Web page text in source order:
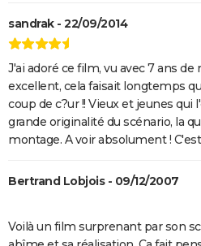
Rémi sans famille : bande-
du film
sandrak - 22/09/2014
J'ai adoré ce film, vu avec 7 ans
excellent, cela faisait longtemps
coup de c?ur !! Vieux et jeunes qui
grande originalité du scénario, la
montage. A voir absolument !
Bertrand Lobjois - 09/12/2007
Voilà un film surprenant par son